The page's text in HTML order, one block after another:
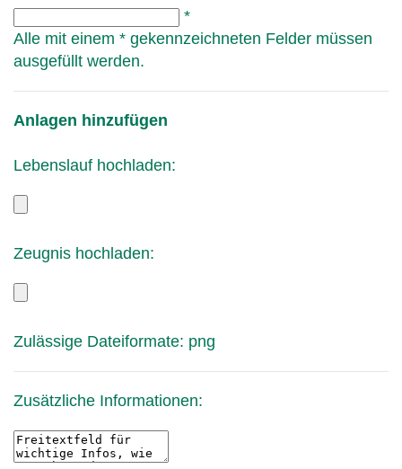
*
Alle mit einem * gekennzeichneten Felder müssen
ausgefüllt werden.
Anlagen hinzufügen
Lebenslauf hochladen:
Zeugnis hochladen:
Zulässige Dateiformate: png
Zusätzliche Informationen: